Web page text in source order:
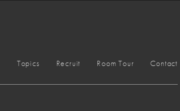
Topics Recruit Room Tour Contact